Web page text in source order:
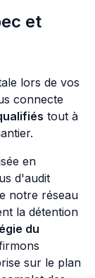
et
lors de vos
connecte
tout à
en
d'audit
notre réseau
la détention
du
sur le plan